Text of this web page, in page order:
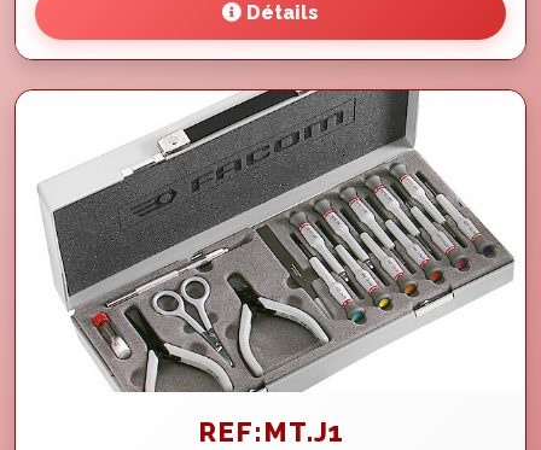
Détails
REF:MT.J1